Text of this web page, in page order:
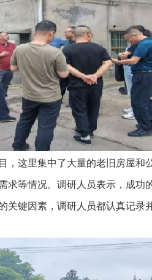
这里集中了大量的老旧房屋和
等情况。调研人员表示，成
键因素，调研人员都认真记